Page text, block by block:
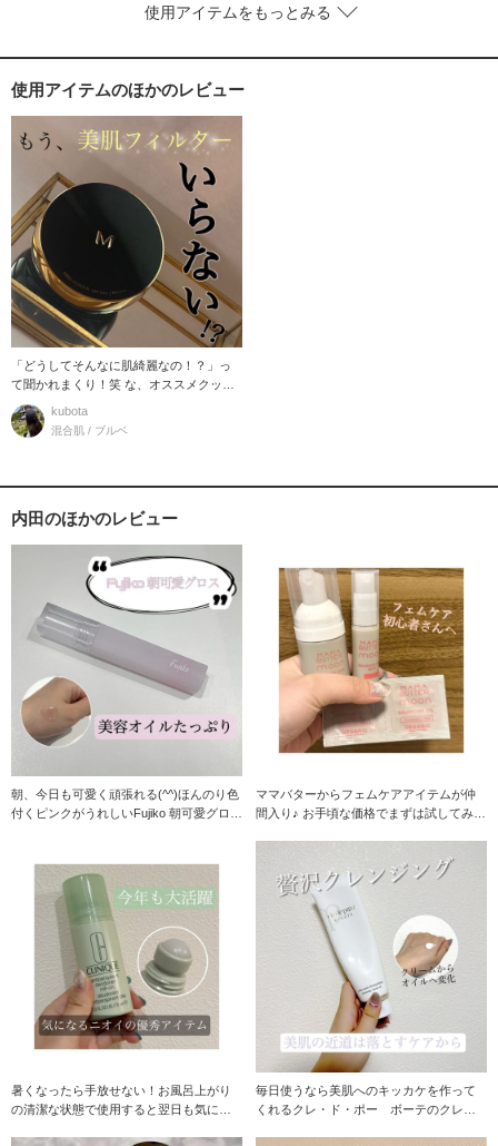
使用アイテムをもっとみる
使用アイテムのほかのレビュー
「どうしてそんなに肌綺麗なの！？」っ
て聞かれまくり！笑 な、オススメクッシ
ョンファンデー
kubota
混合肌 / ブルベ
内田のほかのレビュー
朝、今日も可愛く頑張れる(^^)ほんのり色
付くピンクがうれしいFujiko 朝可愛グロス
ママバターからフェムケアアイテムが仲
間入り♪ お手頃な価格でまずは試してみた
暑くなったら手放せない！お風呂上がり
の清潔な状態で使用すると翌日も気にな
毎日使うなら美肌へのキッカケを作って
くれるクレ・ド・ポー ボーテのクレー